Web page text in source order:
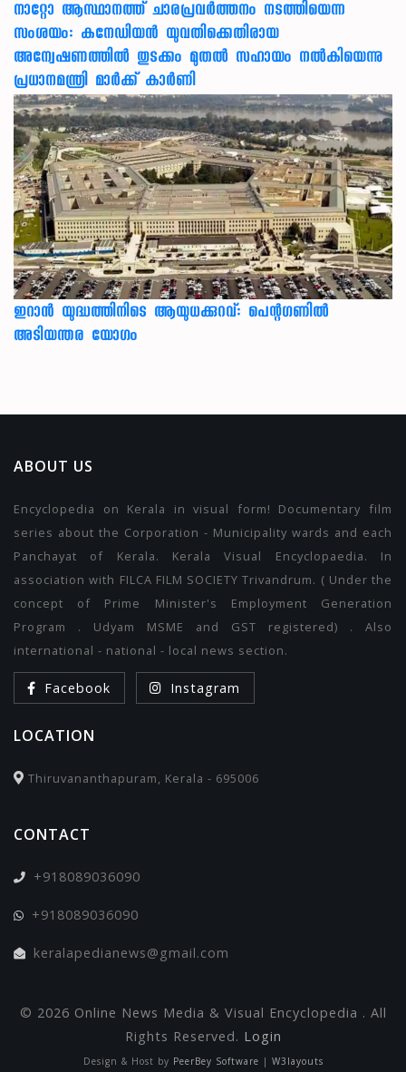
നാറ്റോ ആസ്ഥാനത്ത് ചാരപ്രവര്‍ത്തനം നടത്തിയെന്ന
സംശയം: കനേഡിയന്‍ യുവതിക്കെതിരായ
അന്വേഷണത്തില്‍ തുടക്കം മുതല്‍ സഹായം നല്‍കിയെന്നു
പ്രധാനമന്ത്രി മാര്‍ക്ക് കാര്‍ണി
ഇറാന്‍ യുദ്ധത്തിനിടെ ആയുധക്കുറവ്: പെന്റഗണില്‍
അടിയന്തര യോഗം
ABOUT US
Encyclopedia on Kerala in visual form! Documentary film
series about the Corporation - Municipality wards and each
Panchayat of Kerala. Kerala Visual Encyclopaedia. In
association with FILCA FILM SOCIETY Trivandrum. ( Under the
concept of Prime Minister's Employment Generation
Program . Udyam MSME and GST registered) . Also
international - national - local news section.
Facebook Instagram
LOCATION
Thiruvananthapuram, Kerala - 695006
CONTACT
+918089036090
+918089036090
keralapedianews@gmail.com
© 2026 Online News Media & Visual Encyclopedia . All
Rights Reserved. Login
Design & Host by PeerBey Software | W3layouts